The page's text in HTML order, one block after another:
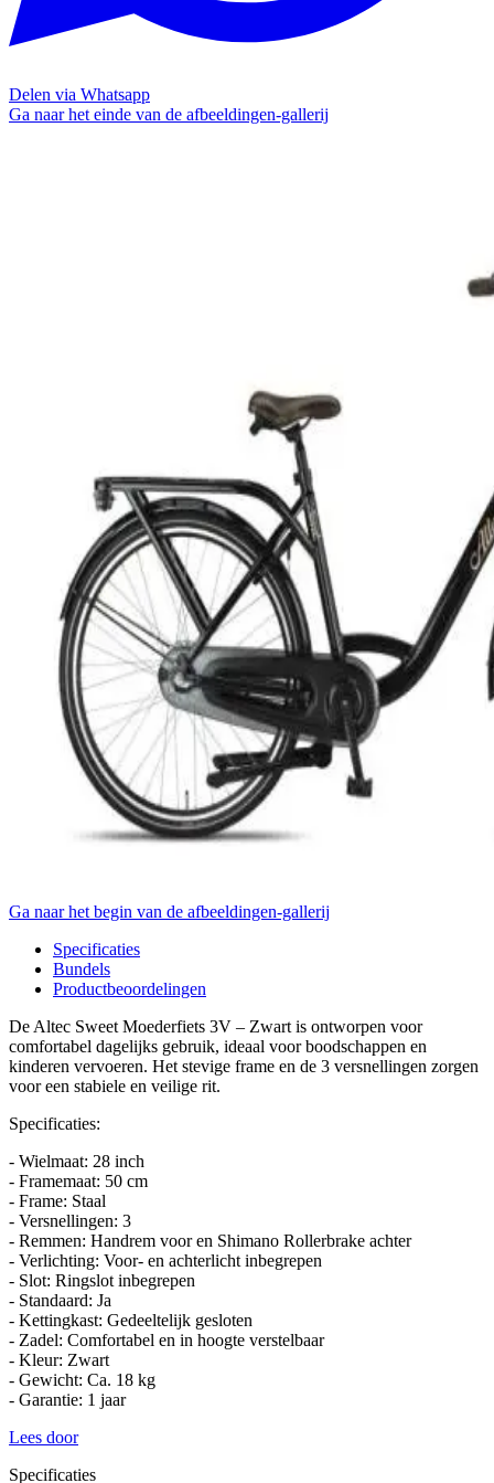
Delen via Whatsapp
Ga naar het einde van de afbeeldingen-gallerij
Ga naar het begin van de afbeeldingen-gallerij
Specificaties
Bundels
Productbeoordelingen
De Altec Sweet Moederfiets 3V – Zwart is ontworpen voor
comfortabel dagelijks gebruik, ideaal voor boodschappen en
kinderen vervoeren. Het stevige frame en de 3 versnellingen zorgen
voor een stabiele en veilige rit.
Specificaties:
- Wielmaat: 28 inch
- Framemaat: 50 cm
- Frame: Staal
- Versnellingen: 3
- Remmen: Handrem voor en Shimano Rollerbrake achter
- Verlichting: Voor- en achterlicht inbegrepen
- Slot: Ringslot inbegrepen
- Standaard: Ja
- Kettingkast: Gedeeltelijk gesloten
- Zadel: Comfortabel en in hoogte verstelbaar
- Kleur: Zwart
- Gewicht: Ca. 18 kg
- Garantie: 1 jaar
Lees door
Specificaties